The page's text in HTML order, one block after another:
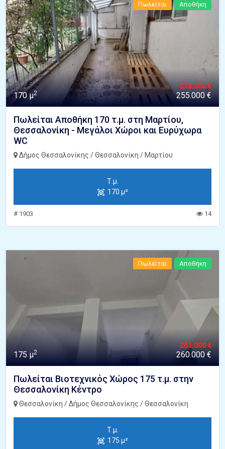
Πωλείται Αποθήκη
170 μ2
273.000 €
255.000 €
Πωλείται Αποθήκη 170 τ.μ. στη Μαρτίου,
Θεσσαλονίκη - Μεγάλοι Χώροι και Ευρύχωρα
WC
Δήμος Θεσσαλονίκης / Θεσσαλονίκη / Μαρτίου
Τ.μ.
170 μ²
# 1903 14
Πωλείται Αποθήκη
175 μ2
281.000 €
260.000 €
Πωλείται Βιοτεχνικός Χώρος 175 τ.μ. στην
Θεσσαλονίκη Κέντρο
Θεσσαλονίκη / Δήμος Θεσσαλονίκης / Θεσσαλονίκη
Τ.μ.
175 μ²